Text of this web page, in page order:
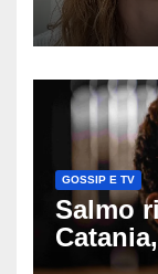
mio ex
il
GOSSIP E TV
Salmo